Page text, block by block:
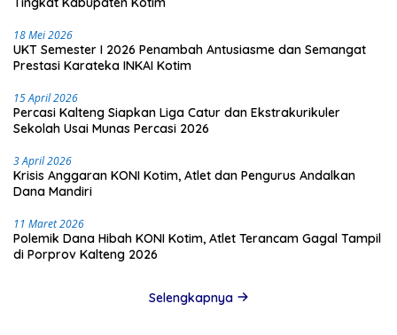
18 Mei 2026
UKT Semester I 2026 Penambah Antusiasme dan Semangat
Prestasi Karateka INKAI Kotim
15 April 2026
Percasi Kalteng Siapkan Liga Catur dan Ekstrakurikuler
Sekolah Usai Munas Percasi 2026
3 April 2026
Krisis Anggaran KONI Kotim, Atlet dan Pengurus Andalkan
Dana Mandiri
11 Maret 2026
Polemik Dana Hibah KONI Kotim, Atlet Terancam Gagal Tampil
di Porprov Kalteng 2026
Selengkapnya